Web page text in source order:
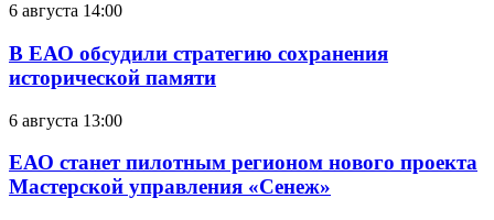
6 августа 14:00
В ЕАО обсудили стратегию сохранения
исторической памяти
6 августа 13:00
ЕАО станет пилотным регионом нового проекта
Мастерской управления «Сенеж»